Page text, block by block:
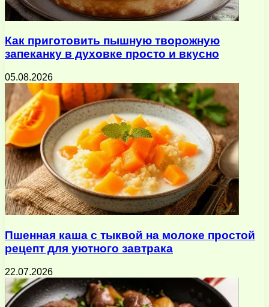
Как приготовить пышную творожную
запеканку в духовке просто и вкусно
05.08.2026
Пшенная каша с тыквой на молоке простой
рецепт для уютного завтрака
22.07.2026